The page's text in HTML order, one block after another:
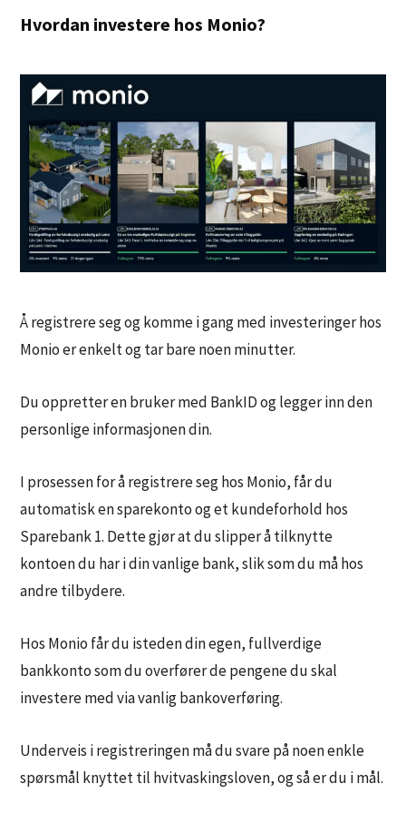
Hvordan investere hos Monio?
Å registrere seg og komme i gang med investeringer hos
Monio er enkelt og tar bare noen minutter.
Du oppretter en bruker med BankID og legger inn den
personlige informasjonen din.
I prosessen for å registrere seg hos Monio, får du
automatisk en sparekonto og et kundeforhold hos
Sparebank 1. Dette gjør at du slipper å tilknytte
kontoen du har i din vanlige bank, slik som du må hos
andre tilbydere.
Hos Monio får du isteden din egen, fullverdige
bankkonto som du overfører de pengene du skal
investere med via vanlig bankoverføring.
Underveis i registreringen må du svare på noen enkle
spørsmål knyttet til hvitvaskingsloven, og så er du i mål.